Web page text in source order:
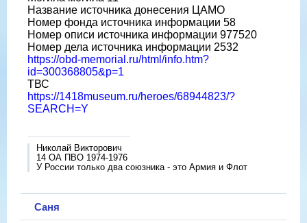
Название источника донесения ЦАМО
Номер фонда источника информации 58
Номер описи источника информации 977520
Номер дела источника информации 2532
https://obd-memorial.ru/html/info.htm?
id=300368805&p=1
ТВС
https://1418museum.ru/heroes/68944823/?
SEARCH=Y
Николай Викторович
14 ОА ПВО 1974-1976
У России только два союзника - это Армия и Флот
Саня